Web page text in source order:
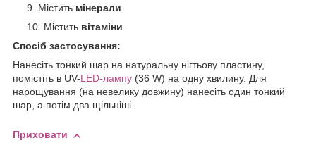
Містить мінерали
Містить вітаміни
Спосіб застосування:
Нанесіть тонкий шар на натуральну нігтьову пластину,
помістіть в UV-LED-лампу (36 W) на одну хвилину. Для
нарощування (на невелику довжину) нанесіть один тонкий
шар, а потім два щільніші.
Приховати